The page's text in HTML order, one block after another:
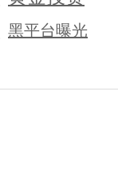
黑平台曝光